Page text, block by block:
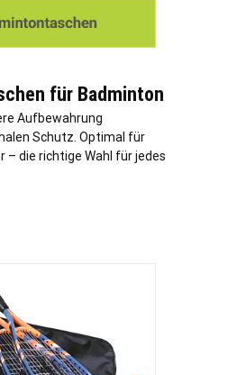
für Badminton
Aufbewahrung
Schutz. Optimal für
– die richtige Wahl für jedes